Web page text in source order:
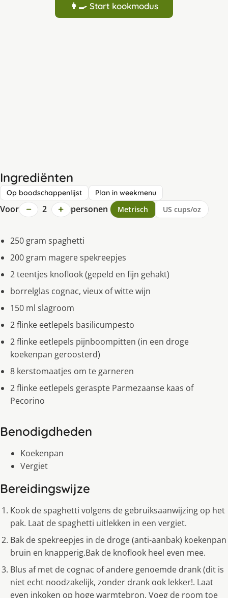
👩‍🍳 Start kookmodus
Ingrediënten
Op boodschappenlijst Plan in weekmenu
Voor − 2 + personen Metrisch US cups/oz
250 gram spaghetti
200 gram magere spekreepjes
2 teentjes knoflook (gepeld en fijn gehakt)
borrelglas cognac, vieux of witte wijn
150 ml slagroom
2 flinke eetlepels basilicumpesto
2 flinke eetlepels pijnboompitten (in een droge
koekenpan geroosterd)
8 kerstomaatjes om te garneren
2 flinke eetlepels geraspte Parmezaanse kaas of
Pecorino
Benodigdheden
Koekenpan
Vergiet
Bereidingswijze
Kook de spaghetti volgens de gebruiksaanwijzing op het
pak. Laat de spaghetti uitlekken in een vergiet.
Bak de spekreepjes in de droge (anti-aanbak) koekenpan
bruin en knapperig.Bak de knoflook heel even mee.
Blus af met de cognac of andere genoemde drank (dit is
niet echt noodzakelijk, zonder drank ook lekker!. Laat
even inkoken op hoge warmtebron. Voeg de room toe